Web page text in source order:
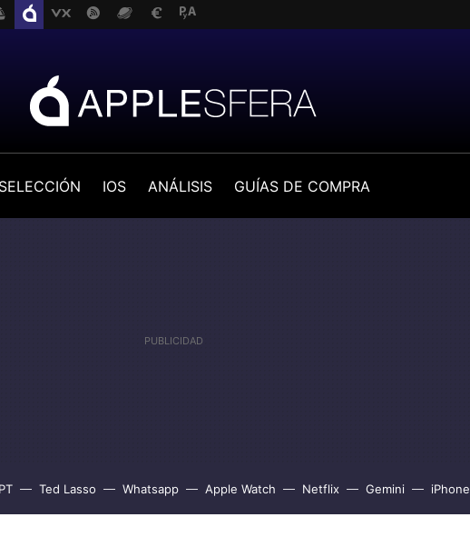
IOS ANÁLISIS GUÍAS DE COMPRA
Ted Lasso Whatsapp Apple Watch Netflix Gemini iPhone